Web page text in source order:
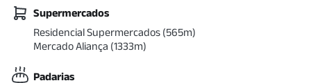
Supermercados
Residencial Supermercados (565m)
Mercado Aliança (1333m)
Padarias